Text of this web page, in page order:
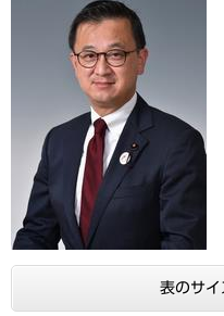
表のサイ